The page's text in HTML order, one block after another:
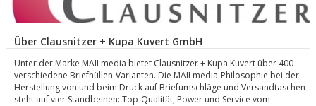
Über Clausnitzer + Kupa Kuvert GmbH
Unter der Marke MAILmedia bietet Clausnitzer + Kupa Kuvert über 400
verschiedene Briefhüllen-Varianten. Die MAILmedia-Philosophie bei der
Herstellung von und beim Druck auf Briefumschläge und Versandtaschen
steht auf vier Standbeinen: Top-Qualität, Power und Service vom